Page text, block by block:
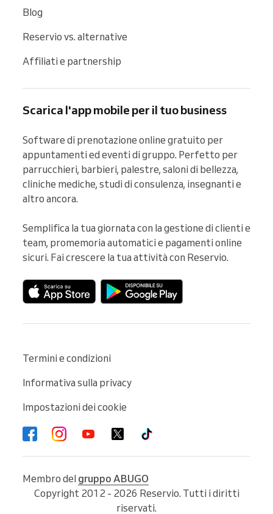
Blog
Reservio vs. alternative
Affiliati e partnership
Scarica l'app mobile per il tuo business
Software di prenotazione online gratuito per
appuntamenti ed eventi di gruppo. Perfetto per
parrucchieri, barbieri, palestre, saloni di bellezza,
cliniche mediche, studi di consulenza, insegnanti e
altro ancora.
Semplifica la tua giornata con la gestione di clienti e
team, promemoria automatici e pagamenti online
sicuri. Fai crescere la tua attività con Reservio.
Termini e condizioni
Informativa sulla privacy
Impostazioni dei cookie
Membro del gruppo ABUGO
Copyright 2012 - 2026 Reservio. Tutti i diritti
riservati.